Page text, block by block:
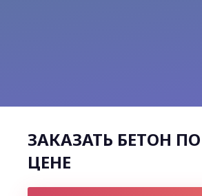
ЗАКАЗАТЬ БЕТОН
ЦЕНЕ